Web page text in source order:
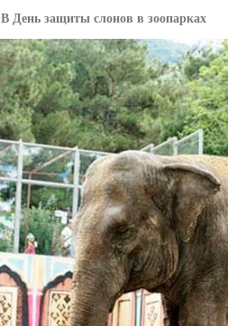
В День защиты слонов в зоопарках